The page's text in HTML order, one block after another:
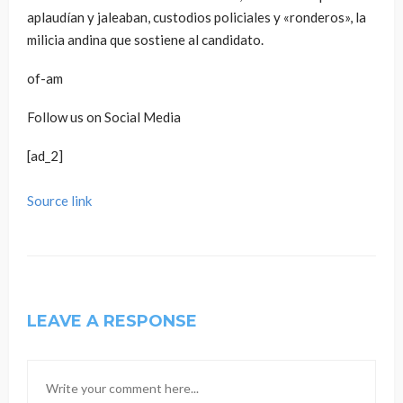
aplaudían y jaleaban, custodios policiales y «ronderos», la
milicia andina que sostiene al candidato.
of-am
Follow us on Social Media
[ad_2]
Source link
LEAVE A RESPONSE